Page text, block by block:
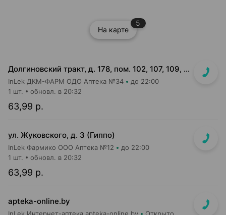
На карте
5
Долгиновский тракт, д. 178, пом. 102, 107, 109, 112, 114 (ТЦ "ALL")
InLek ДКМ-ФАРМ ОДО Аптека №34 до 22:00
63,99 р.
1 шт. обновл. в 20:32
ул. Жуковского, д. 3 (Гиппо)
InLek Фармико ООО Аптека №12 до 22:00
63,99 р.
1 шт. обновл. в 20:32
apteka-online.by